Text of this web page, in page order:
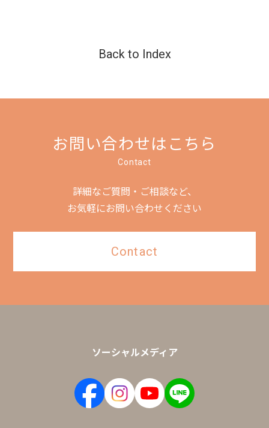
Back to Index
お問い合わせはこちら
Contact
詳細なご質問・ご相談など、
お気軽にお問い合わせください
Contact
ソーシャルメディア